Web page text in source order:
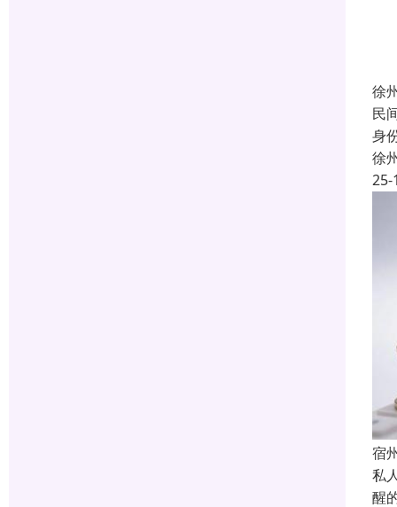
徐
民
身
徐
25-
宿
私
醒